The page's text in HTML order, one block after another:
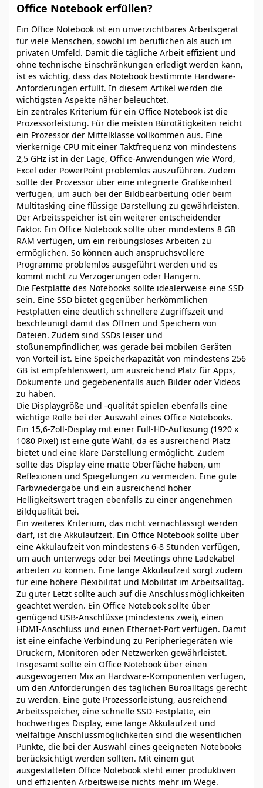
Office Notebook erfüllen?
Ein Office Notebook ist ein unverzichtbares Arbeitsgerät
für viele Menschen, sowohl im beruflichen als auch im
privaten Umfeld. Damit die tägliche Arbeit effizient und
ohne technische Einschränkungen erledigt werden kann,
ist es wichtig, dass das Notebook bestimmte Hardware-
Anforderungen erfüllt. In diesem Artikel werden die
wichtigsten Aspekte näher beleuchtet.
Ein zentrales Kriterium für ein Office Notebook ist die
Prozessorleistung. Für die meisten Bürotätigkeiten reicht
ein Prozessor der Mittelklasse vollkommen aus. Eine
vierkernige CPU mit einer Taktfrequenz von mindestens
2,5 GHz ist in der Lage, Office-Anwendungen wie Word,
Excel oder PowerPoint problemlos auszuführen. Zudem
sollte der Prozessor über eine integrierte Grafikeinheit
verfügen, um auch bei der Bildbearbeitung oder beim
Multitasking eine flüssige Darstellung zu gewährleisten.
Der Arbeitsspeicher ist ein weiterer entscheidender
Faktor. Ein Office Notebook sollte über mindestens 8 GB
RAM verfügen, um ein reibungsloses Arbeiten zu
ermöglichen. So können auch anspruchsvollere
Programme problemlos ausgeführt werden und es
kommt nicht zu Verzögerungen oder Hängern.
Die Festplatte des Notebooks sollte idealerweise eine SSD
sein. Eine SSD bietet gegenüber herkömmlichen
Festplatten eine deutlich schnellere Zugriffszeit und
beschleunigt damit das Öffnen und Speichern von
Dateien. Zudem sind SSDs leiser und
stoßunempfindlicher, was gerade bei mobilen Geräten
von Vorteil ist. Eine Speicherkapazität von mindestens 256
GB ist empfehlenswert, um ausreichend Platz für Apps,
Dokumente und gegebenenfalls auch Bilder oder Videos
zu haben.
Die Displaygröße und -qualität spielen ebenfalls eine
wichtige Rolle bei der Auswahl eines Office Notebooks.
Ein 15,6-Zoll-Display mit einer Full-HD-Auflösung (1920 x
1080 Pixel) ist eine gute Wahl, da es ausreichend Platz
bietet und eine klare Darstellung ermöglicht. Zudem
sollte das Display eine matte Oberfläche haben, um
Reflexionen und Spiegelungen zu vermeiden. Eine gute
Farbwiedergabe und ein ausreichend hoher
Helligkeitswert tragen ebenfalls zu einer angenehmen
Bildqualität bei.
Ein weiteres Kriterium, das nicht vernachlässigt werden
darf, ist die Akkulaufzeit. Ein Office Notebook sollte über
eine Akkulaufzeit von mindestens 6-8 Stunden verfügen,
um auch unterwegs oder bei Meetings ohne Ladekabel
arbeiten zu können. Eine lange Akkulaufzeit sorgt zudem
für eine höhere Flexibilität und Mobilität im Arbeitsalltag.
Zu guter Letzt sollte auch auf die Anschlussmöglichkeiten
geachtet werden. Ein Office Notebook sollte über
genügend USB-Anschlüsse (mindestens zwei), einen
HDMI-Anschluss und einen Ethernet-Port verfügen. Damit
ist eine einfache Verbindung zu Peripheriegeräten wie
Druckern, Monitoren oder Netzwerken gewährleistet.
Insgesamt sollte ein Office Notebook über einen
ausgewogenen Mix an Hardware-Komponenten verfügen,
um den Anforderungen des täglichen Büroalltags gerecht
zu werden. Eine gute Prozessorleistung, ausreichend
Arbeitsspeicher, eine schnelle SSD-Festplatte, ein
hochwertiges Display, eine lange Akkulaufzeit und
vielfältige Anschlussmöglichkeiten sind die wesentlichen
Punkte, die bei der Auswahl eines geeigneten Notebooks
berücksichtigt werden sollten. Mit einem gut
ausgestatteten Office Notebook steht einer produktiven
und effizienten Arbeitsweise nichts mehr im Wege.